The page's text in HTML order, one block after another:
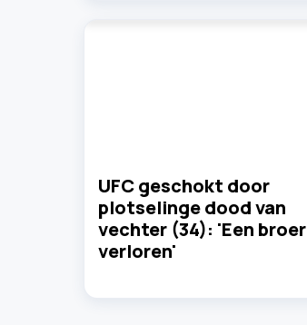
UFC geschokt door
plotselinge dood van
vechter (34): 'Een broer
verloren'